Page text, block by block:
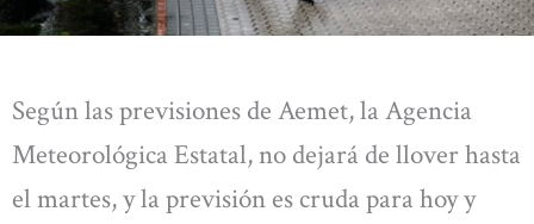
Según las previsiones de Aemet, la Agencia
Meteorológica Estatal, no dejará de llover hasta
el martes, y la previsión es cruda para hoy y